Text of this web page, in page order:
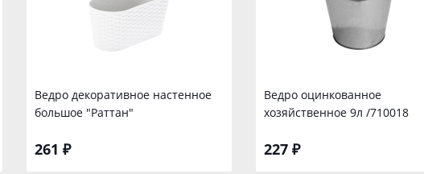
Ведро декоративное настенное
большое "Раттан"
261 ₽
Ведро оцинкованное
хозяйственное 9л /710018
227 ₽